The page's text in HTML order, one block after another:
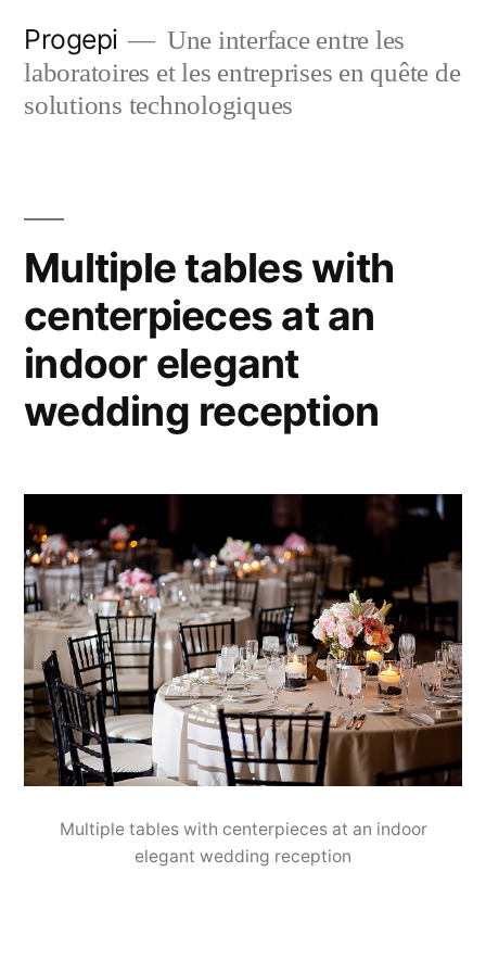
content
Progepi
Une interface entre les
laboratoires et les entreprises en quête de
solutions technologiques
Multiple tables with
centerpieces at an
indoor elegant
wedding reception
Multiple tables with centerpieces at an indoor
elegant wedding reception